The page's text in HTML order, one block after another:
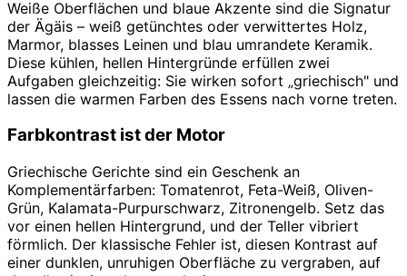
Weiße Oberflächen und blaue Akzente sind die Signatur
der Ägäis – weiß getünchtes oder verwittertes Holz,
Marmor, blasses Leinen und blau umrandete Keramik.
Diese kühlen, hellen Hintergründe erfüllen zwei
Aufgaben gleichzeitig: Sie wirken sofort „griechisch" und
lassen die warmen Farben des Essens nach vorne treten.
Farbkontrast ist der Motor
Griechische Gerichte sind ein Geschenk an
Komplementärfarben: Tomatenrot, Feta-Weiß, Oliven-
Grün, Kalamata-Purpurschwarz, Zitronengelb. Setz das
vor einen hellen Hintergrund, und der Teller vibriert
förmlich. Der klassische Fehler ist, diesen Kontrast auf
einer dunklen, unruhigen Oberfläche zu vergraben, auf